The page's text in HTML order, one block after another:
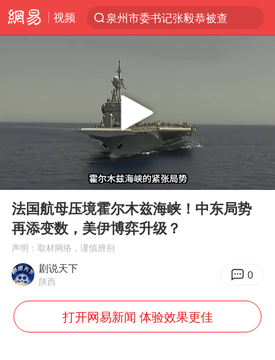
视频
泉州市委书记张毅恭被查
“电影+”如何激发千亿级消费新活力？
中巨芯：上半年归母净利润1405.77万元
秋天的第一杯奶茶到底有多火
38岁演员求职万岁山NPC成功
国乒男单横滨冠军赛全军覆没
U17国足三连胜晋级明日之星半决赛
胡彦斌获《歌手2026》歌王
Play
法国航母压境霍尔木兹海峡！中东局势
再添变数，美伊博弈升级？
声明：取材网络，谨慎辨别
剧说天下
陕西 0
打开网易新闻 体验效果更佳